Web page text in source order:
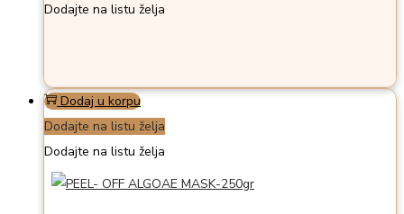
Dodajte na listu želja
Dodaj u korpu
Dodajte na listu želja
Dodajte na listu želja